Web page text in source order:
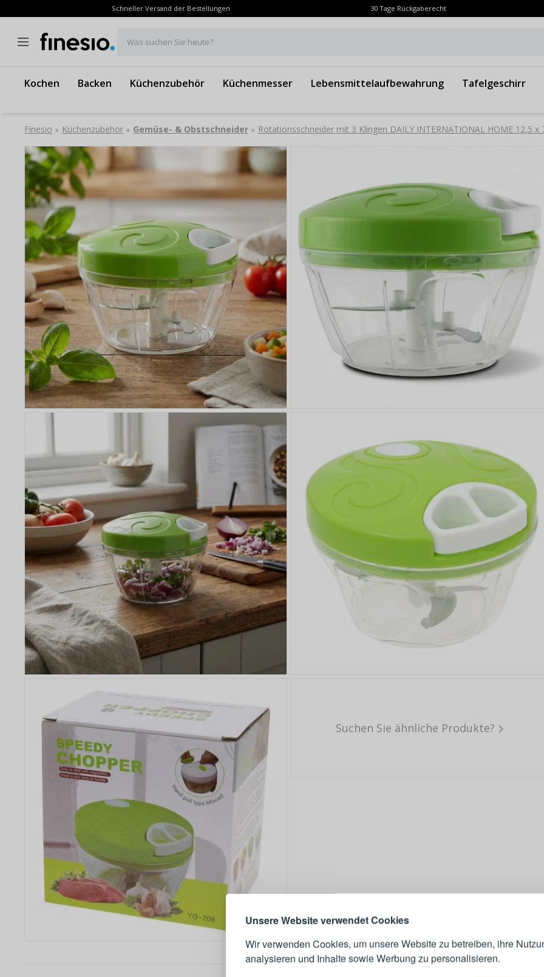
Unsere Website verwendet Cookies
Wir verwenden Cookies, um unsere Website zu betreiben, ihre
analysieren und Inhalte sowie Werbung zu personalisieren.
Schneller Versand der Bestellungen 30 Tage Rückgaberecht
Was suchen Sie heute?
Kochen Backen Küchenzubehör Küchenmesser Lebensmittelaufbewahrung Tafelgeschirr
Finesio » Küchenzubehör » Gemüse- & Obstschneider » Rotationsschneider mit 3 Klingen DAILY INTERNATIONAL HOME 12,5 x
Suchen Sie ähnliche Produkte?
Warum es sich lohnt, ein Konto zu
E-Mail-Adresse